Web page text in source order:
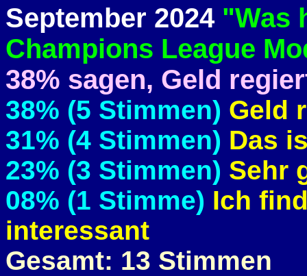
September 2024 "Was
Champions League
38% sagen, Geld
38% (5 Stimmen) Geld
31% (4 Stimmen) Das
23% (3 Stimmen) Sehr
08% (1 Stimme) Ich
interessant
Gesamt: 13 Stimmen